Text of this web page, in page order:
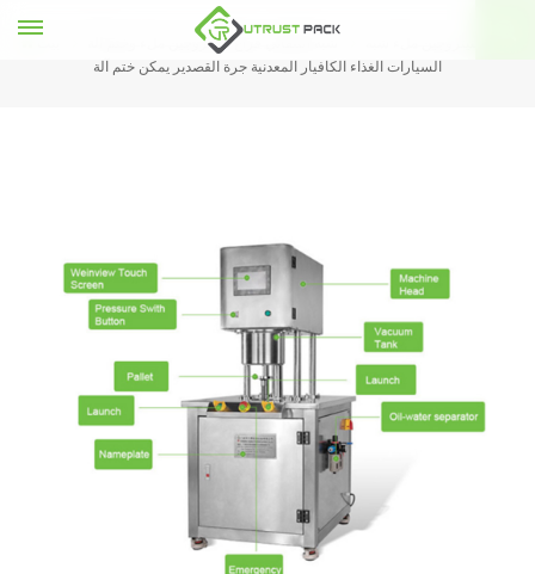
شبه التلقائي فراغ النيتروجين ملء وختم آلة
السيارات الغذاء الكافيار المعدنية جرة القصدير يمكن ختم آلة